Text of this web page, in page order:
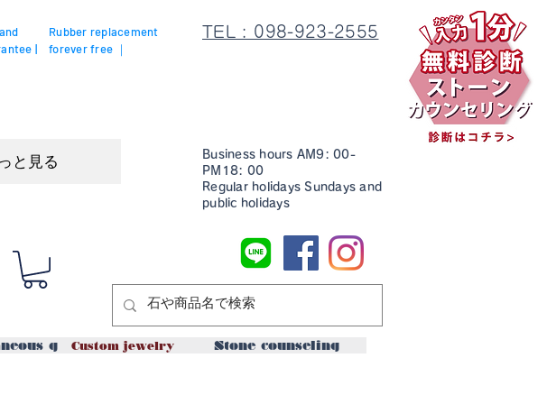
|
Rubber replacement
forever free ｜
TEL : 098-923-2555
と見る
Business hours AM9: 00-
PM18: 00
Regular holidays Sundays and
public holidays
goods / accessories
Custom jewelry Stone counseling